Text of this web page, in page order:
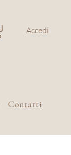
Accedi
Contatti